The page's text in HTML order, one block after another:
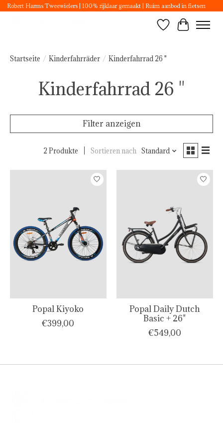
Robert Harms Tweewielers | 100% rijklaar gemaakt | Ruim aanbod in fietsen
Wunschzettel
Ihr
Startseite / Kinderfahrräder / Kinderfahrrad 26 "
Kinderfahrrad 26 "
Filter anzeigen
2 Produkte Sortieren nach Standard
Popal Kiyoko
€399,00
Popal Daily Dutch
Basic + 26"
€549,00